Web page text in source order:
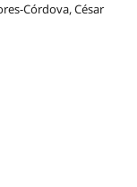
Córdova, César